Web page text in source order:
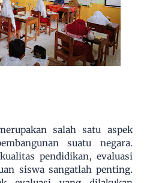
salah satu aspek
suatu negara.
pendidikan, evaluasi
siswa sangatlah penting.